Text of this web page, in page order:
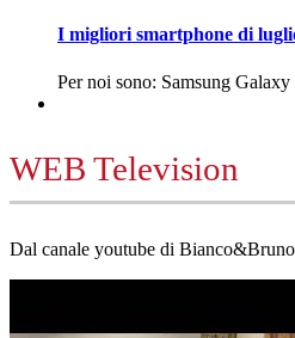
I migliori smartphone di
Per noi sono: Samsung
WEB Television
Dal canale youtube di